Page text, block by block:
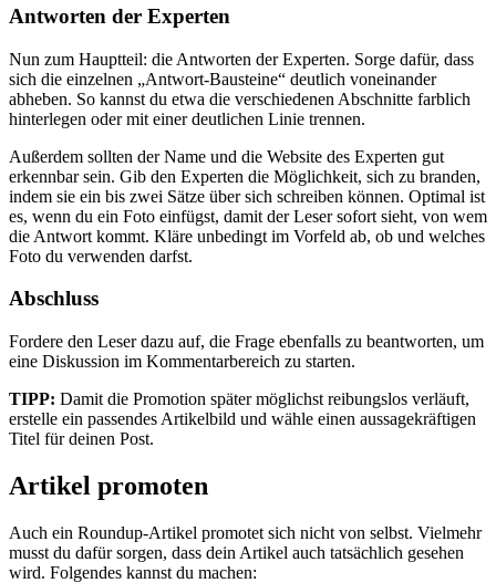
Antworten der Experten
Nun zum Hauptteil: die Antworten der Experten. Sorge dafür, dass
sich die einzelnen „Antwort-Bausteine“ deutlich voneinander
abheben. So kannst du etwa die verschiedenen Abschnitte farblich
hinterlegen oder mit einer deutlichen Linie trennen.
Außerdem sollten der Name und die Website des Experten gut
erkennbar sein. Gib den Experten die Möglichkeit, sich zu branden,
indem sie ein bis zwei Sätze über sich schreiben können. Optimal ist
es, wenn du ein Foto einfügst, damit der Leser sofort sieht, von wem
die Antwort kommt. Kläre unbedingt im Vorfeld ab, ob und welches
Foto du verwenden darfst.
Abschluss
Fordere den Leser dazu auf, die Frage ebenfalls zu beantworten, um
eine Diskussion im Kommentarbereich zu starten.
TIPP: Damit die Promotion später möglichst reibungslos verläuft,
erstelle ein passendes Artikelbild und wähle einen aussagekräftigen
Titel für deinen Post.
Artikel promoten
Auch ein Roundup-Artikel promotet sich nicht von selbst. Vielmehr
musst du dafür sorgen, dass dein Artikel auch tatsächlich gesehen
wird. Folgendes kannst du machen: